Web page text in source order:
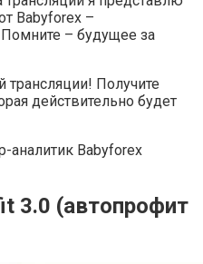
Babyforex –
Помните – будущее за
Получите
действительно будет
аналитик Babyforex
3.0 (автопрофит